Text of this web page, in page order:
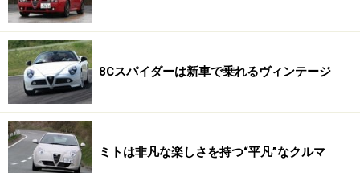
8Cスパイダーは新車で乗れるヴィンテージ
ミトは非凡な楽しさを持つ“平凡”なクルマ